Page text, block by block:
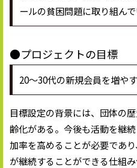
ールの貧困問題に取り組んで
●プロジェクトの目標
20～30代の新規会員を増や
目標設定の背景には、団体の
齢化がある。今後も活動を継
加率を高めることが必要であ
が継続することができる仕組